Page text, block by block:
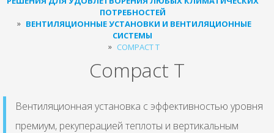
ПОТРЕБНОСТЕЙ
ВЕНТИЛЯЦИОННЫЕ УСТАНОВКИ И ВЕНТИЛЯЦИОННЫЕ
СИСТЕМЫ
COMPACT T
Compact T
Вентиляционная установка с эффективностью уровня
премиум, рекуперацией теплоты и вертикальным